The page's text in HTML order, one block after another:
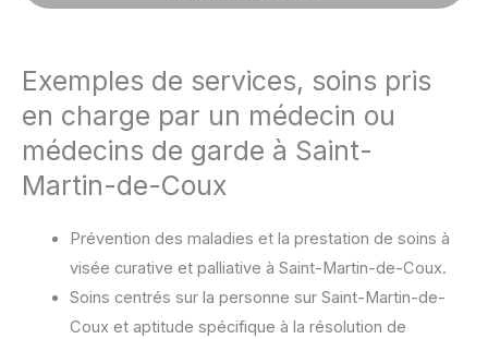
Exemples de services, soins pris
en charge par un médecin ou
médecins de garde à Saint-
Martin-de-Coux
Prévention des maladies et la prestation de soins à
visée curative et palliative à Saint-Martin-de-Coux.
Soins centrés sur la personne sur Saint-Martin-de-
Coux et aptitude spécifique à la résolution de